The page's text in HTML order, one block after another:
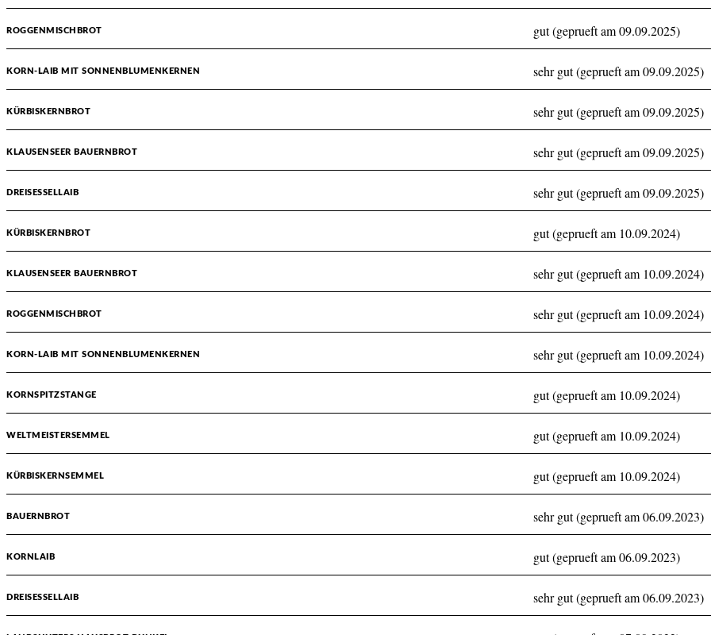
ROGGENMISCHBROT gut (geprueft am 09.09.2025)
KORN-LAIB MIT SONNENBLUMENKERNEN sehr gut (geprueft am 09.09.2025)
KÜRBISKERNBROT sehr gut (geprueft am 09.09.2025)
KLAUSENSEER BAUERNBROT sehr gut (geprueft am 09.09.2025)
DREISESSELLAIB sehr gut (geprueft am 09.09.2025)
KÜRBISKERNBROT gut (geprueft am 10.09.2024)
KLAUSENSEER BAUERNBROT sehr gut (geprueft am 10.09.2024)
ROGGENMISCHBROT sehr gut (geprueft am 10.09.2024)
KORN-LAIB MIT SONNENBLUMENKERNEN sehr gut (geprueft am 10.09.2024)
KORNSPITZSTANGE gut (geprueft am 10.09.2024)
WELTMEISTERSEMMEL gut (geprueft am 10.09.2024)
KÜRBISKERNSEMMEL gut (geprueft am 10.09.2024)
BAUERNBROT sehr gut (geprueft am 06.09.2023)
KORNLAIB gut (geprueft am 06.09.2023)
DREISESSELLAIB sehr gut (geprueft am 06.09.2023)